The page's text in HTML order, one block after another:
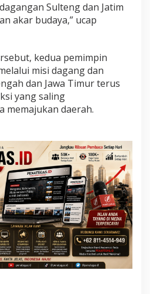
Sulteng dan Jatim
akar budaya,” ucap
kedua pemimpin
misi dagang dan
dan Jawa Timur terus
yang saling
memajukan daerah.